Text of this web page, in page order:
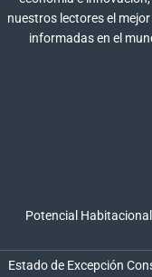
nuestros lectores el
informadas en el
Potencial
Estado de Excepción